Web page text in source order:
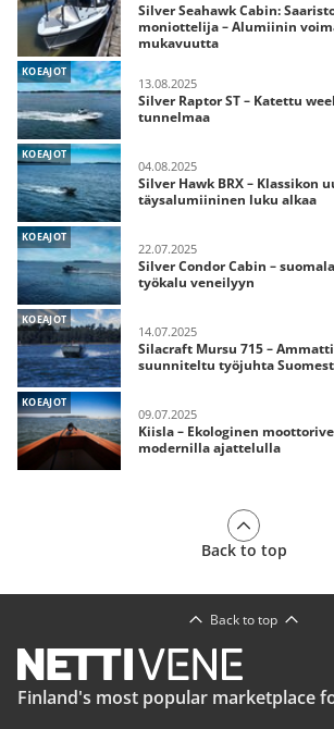
Silver Seahawk Cabin:
moniottelija – Alumiinin
mukavuutta
KOEAJOT
13.08.2025
Silver Raptor ST – Katettu
tunnelmaa
KOEAJOT
04.08.2025
Silver Hawk BRX – Klassikon
täysalumiininen luku alkaa
KOEAJOT
22.07.2025
Silver Condor Cabin –
työkalu veneilyyn
KOEAJOT
14.07.2025
Silacraft Mursu 715 –
suunniteltu työjuhta
KOEAJOT
09.07.2025
Kiisla – Ekologinen
modernilla ajattelulla
Back to top
Back to top
Finland's most popular marketplace